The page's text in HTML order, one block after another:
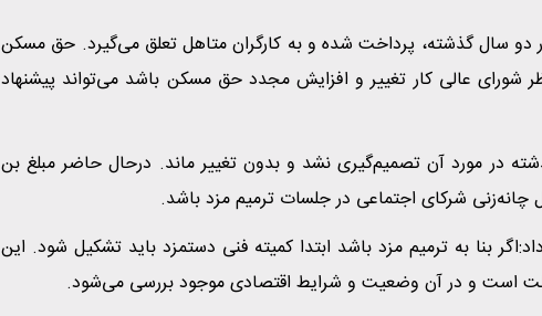
هزار تومان است که در دو سال گذشته، پرداخت شده و به کارگران متاهل تعلق می‌گیرد. حق مسکن
نظر شورای عالی کار تغییر و افزایش مجدد حق مسکن باشد می‌تواند پیشنهاد
در مورد آن تصمیم‌گیری نشد و بدون تغییر ماند. درحال حاضر مبلغ بن
بنا به ترمیم مزد باشد ابتدا کمیته فنی دستمزد باید تشکیل شود. این
دولت است و در آن وضعیت و شرایط اقتصادی موجود بررسی می‌شود.